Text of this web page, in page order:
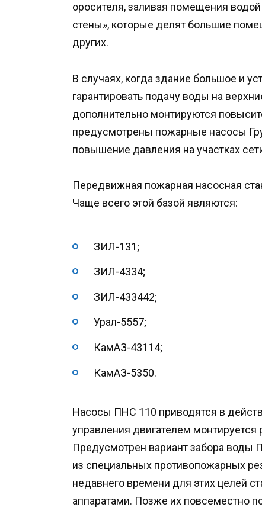
оросителя, заливая помещения
стены», которые делят большие
других.
В случаях, когда здание большое и
гарантировать подачу воды на
дополнительно монтируются
предусмотрены пожарные насосы
повышение давления на участках
Передвижная пожарная насосная
Чаще всего этой базой являются:
ЗИЛ-131;
ЗИЛ-4334;
ЗИЛ-433442;
Урал-5557;
КамАЗ-43114;
КамАЗ-5350.
Насосы ПНС 110 приводятся в
управления двигателем
Предусмотрен вариант забора воды
из специальных противопожарных
недавнего времени для этих целей
аппаратами. Позже их повсеместно